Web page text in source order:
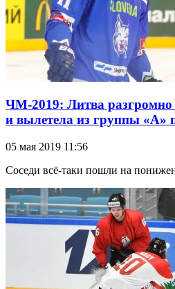
ЧМ-2019: Литва
и вылетела из группы «А»
05 мая 2019 11:56
Соседи всё-таки пошли на